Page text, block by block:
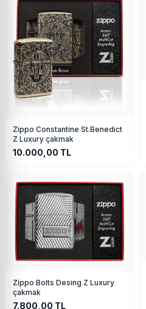
Zippo Constantine St.Benedict
Z Luxury çakmak
10.000,00 TL
Zippo Bolts Desing Z Luxury
çakmak
7.800,00 TL